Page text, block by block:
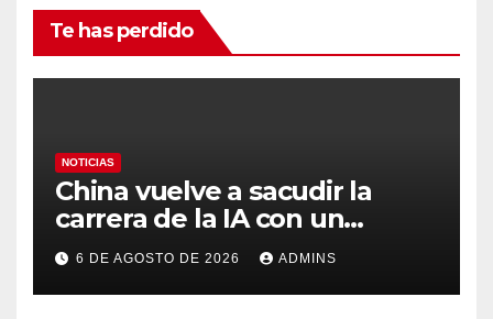
Te has perdido
NOTICIAS
China vuelve a sacudir la
carrera de la IA con un
modelo capaz de trabajar
durante días sin intervención
humana
6 DE AGOSTO DE 2026 ADMINS